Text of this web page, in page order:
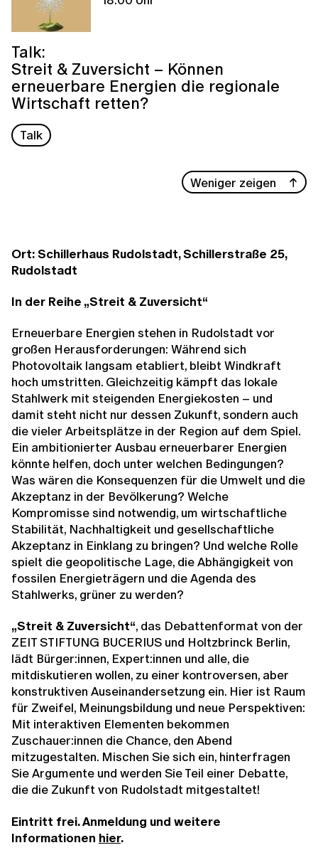
Talk:
Streit & Zuversicht – Können
erneuerbare Energien die regionale
Wirtschaft retten?
Talk
Weniger zeigen
Ort: Schillerhaus Rudolstadt, Schillerstraße 25,
Rudolstadt
In der Reihe „Streit & Zuversicht“
Erneuerbare Energien stehen in Rudolstadt vor
großen Herausforderungen: Während sich
Photovoltaik langsam etabliert, bleibt Windkraft
hoch umstritten. Gleichzeitig kämpft das lokale
Stahlwerk mit steigenden Energiekosten – und
damit steht nicht nur dessen Zukunft, sondern auch
die vieler Arbeitsplätze in der Region auf dem Spiel.
Ein ambitionierter Ausbau erneuerbarer Energien
könnte helfen, doch unter welchen Bedingungen?
Was wären die Konsequenzen für die Umwelt und die
Akzeptanz in der Bevölkerung? Welche
Kompromisse sind notwendig, um wirtschaftliche
Stabilität, Nachhaltigkeit und gesellschaftliche
Akzeptanz in Einklang zu bringen? Und welche Rolle
spielt die geopolitische Lage, die Abhängigkeit von
fossilen Energieträgern und die Agenda des
Stahlwerks, grüner zu werden?
„Streit & Zuversicht“, das Debattenformat von der
ZEIT STIFTUNG BUCERIUS und Holtzbrinck Berlin,
lädt Bürger:innen, Expert:innen und alle, die
mitdiskutieren wollen, zu einer kontroversen, aber
konstruktiven Auseinandersetzung ein. Hier ist Raum
für Zweifel, Meinungsbildung und neue Perspektiven:
Mit interaktiven Elementen bekommen
Zuschauer:innen die Chance, den Abend
mitzugestalten. Mischen Sie sich ein, hinterfragen
Sie Argumente und werden Sie Teil einer Debatte,
die die Zukunft von Rudolstadt mitgestaltet!
Eintritt frei. Anmeldung und weitere
Informationen hier.